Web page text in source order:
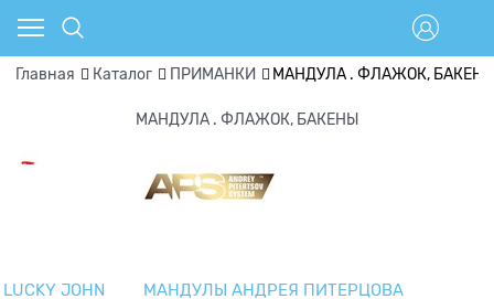
Главная Каталог ПРИМАНКИ МАНДУЛА . ФЛАЖОК,
МАНДУЛА . ФЛАЖОК, БАКЕНЫ
LUCKY JOHN МАНДУЛЫ АНДРЕЯ ПИТЕРЦОВА